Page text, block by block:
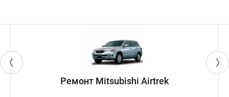
Ремонт Mitsubishi Airtrek